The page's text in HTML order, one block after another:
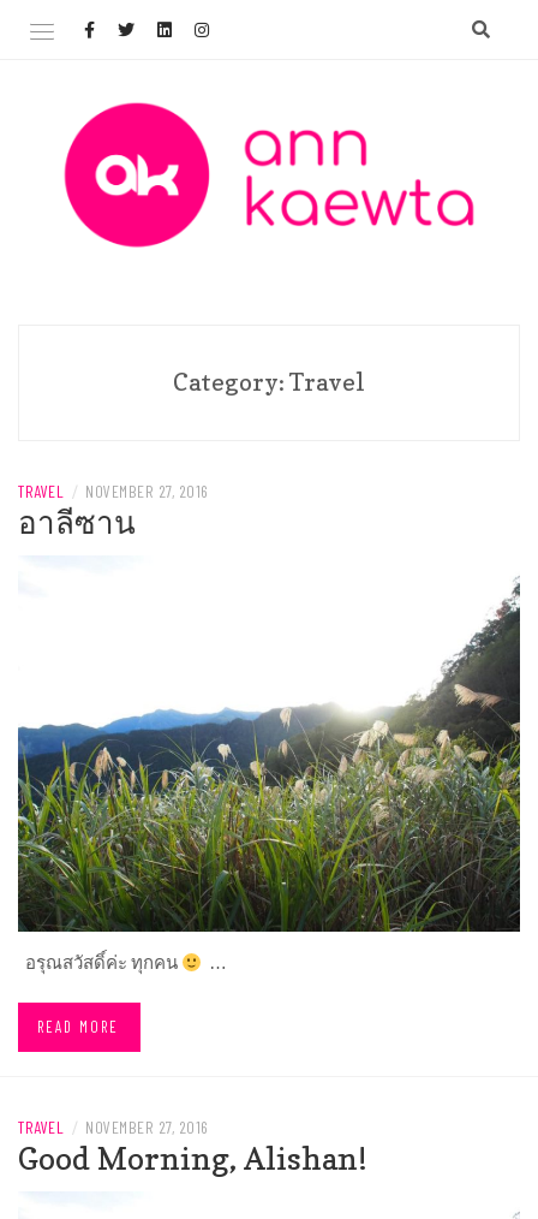
Category: Travel
TRAVEL / NOVEMBER 27, 2016
อาลีซาน
อรุณสวัสดิ์ค่ะ ทุกคน …
READ MORE
TRAVEL / NOVEMBER 27, 2016
Good Morning, Alishan!